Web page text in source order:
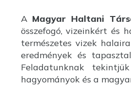
A Magyar Haltani
összefogó, vizeinkért és
természetes vizek
eredmények és
Feladatunknak
hagyományok és a